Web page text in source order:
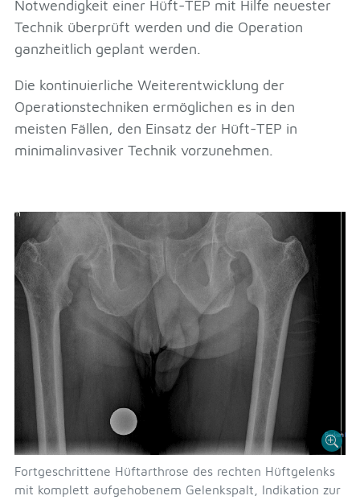
Notwendigkeit einer Hüft-TEP mit Hilfe neuester
Technik überprüft werden und die Operation
ganzheitlich geplant werden.
Die kontinuierliche Weiterentwicklung der
Operationstechniken ermöglichen es in den
meisten Fällen, den Einsatz der Hüft-TEP in
minimalinvasiver Technik vorzunehmen.
Fortgeschrittene Hüftarthrose des rechten Hüftgelenks
mit komplett aufgehobenem Gelenkspalt, Indikation zur